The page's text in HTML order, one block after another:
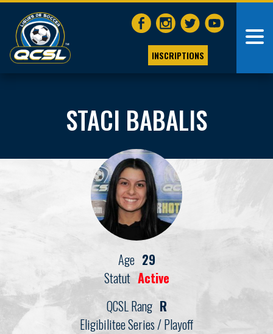
INSCRIPTIONS
STACI BABALIS
Age 29
Statut Active
QCSL Rang R
Eligibilitee Series / Playoff